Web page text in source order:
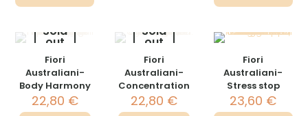
Sold
out
Fiori
Australiani-
Body Harmony
22,80 €
Sold
out
Fiori
Australiani-
Concentration
22,80 €
Fiori
Australiani-
Stress stop
23,60 €